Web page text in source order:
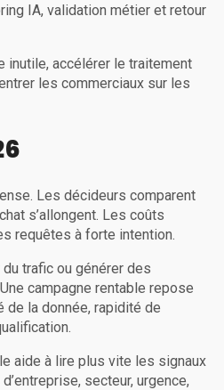
IA, validation métier et retour
inutile, accélérer le traitement
les commerciaux sur les
Les décideurs comparent
s’allongent. Les coûts
requêtes à forte intention.
trafic ou générer des
campagne rentable repose
de la donnée, rapidité de
aide à lire plus vite les signaux
secteur, urgence,